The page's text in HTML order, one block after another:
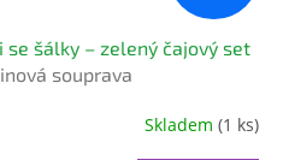
se šálky – zelený čajový set
souprava
Skladem (1 ks)